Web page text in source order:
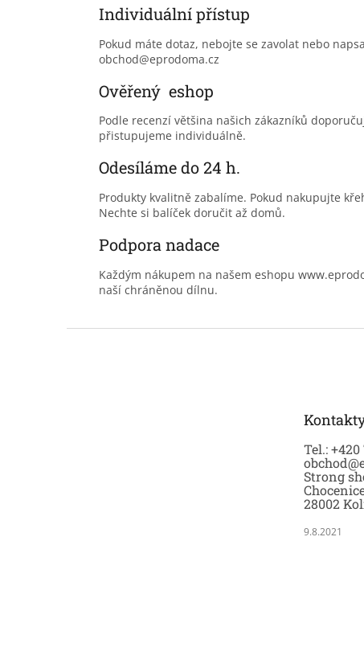
Individuální přístup
Pokud máte dotaz, nebojte se zavolat nebo
obchod@eprodoma.cz
Ověřený eshop
Podle recenzí většina našich zákazníků
přistupujeme individuálně.
Odesíláme do 24 h.
Produkty kvalitně zabalíme. Pokud nakupujte
Nechte si balíček doručit až domů.
Podpora nadace
Každým nákupem na našem eshopu
naší chráněnou dílnu.
Tel.: +420
Strong
28002
9.8.2021